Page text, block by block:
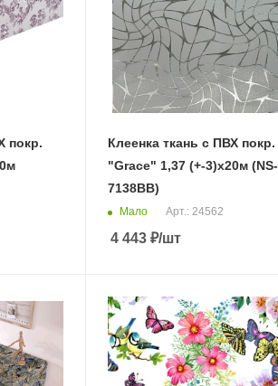
покр.
Клеенка ткань с ПВХ покр.
"Grace" 1,37 (+-3)х20м (NS-
7138BB)
Мало Арт.: 24562
4 443₽/шт